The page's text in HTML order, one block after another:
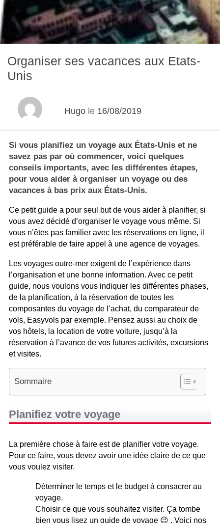
Organiser ses vacances aux Etats-
Unis
Hugo le 16/08/2019
Si vous planifiez un voyage aux États-Unis et ne
savez pas par où commencer, voici quelques
conseils importants, avec les différentes étapes,
pour vous aider à organiser un voyage ou des
vacances à bas prix aux États-Unis.
Ce petit guide a pour seul but de vous aider à planifier, si
vous avez décidé d’organiser le voyage vous même. Si
vous n’êtes pas familier avec les réservations en ligne, il
est préférable de faire appel à une agence de voyages.
Les voyages outre-mer exigent de l’expérience dans
l’organisation et une bonne information. Avec ce petit
guide, nous voulons vous indiquer les différentes phases,
de la planification, à la réservation de toutes les
composantes du voyage de l’achat, du comparateur de
vols, Easyvols par exemple. Pensez aussi au choix de
vos hôtels, la location de votre voiture, jusqu’à la
réservation à l’avance de vos futures activités, excursions
et visites.
Sommaire
Planifiez votre voyage
La première chose à faire est de planifier votre voyage.
Pour ce faire, vous devez avoir une idée claire de ce que
vous voulez visiter.
Déterminer le temps et le budget à consacrer au
voyage.
Choisir ce que vous souhaitez visiter. Ça tombe
bien vous lisez un guide de voyage 😉 . Voici nos